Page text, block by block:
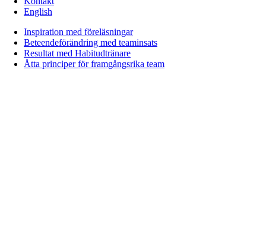
English
Inspiration med föreläsningar
Beteendeförändring med teaminsats
Resultat med Habitudtränare
Åtta principer för framgångsrika team